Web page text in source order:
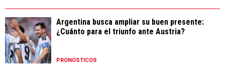
Argentina busca ampliar su buen presente:
¿Cuánto para el triunfo ante Austria?
PRONÓSTICOS